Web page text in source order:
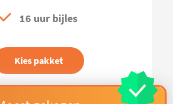
16 uur bijles
Kies pakket